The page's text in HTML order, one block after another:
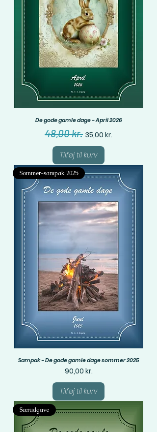
De gode gamle dage - April 2026
Regulær pris
48,00 kr. Salgspris
35,00 kr.
Tilføj til kurv
Sommer-sampak 2025
Sampak - De gode gamle dage sommer 2025
Pris
90,00 kr.
Tilføj til kurv
Særudgave